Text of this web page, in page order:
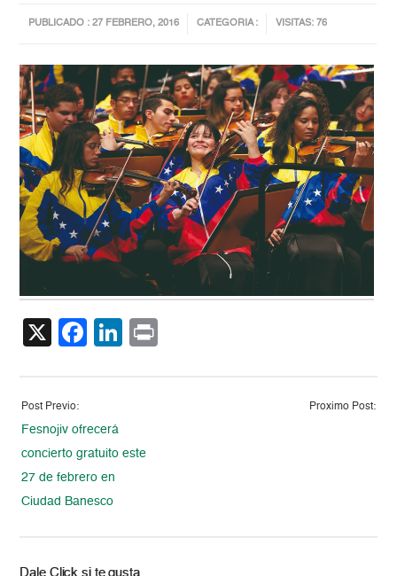
PUBLICADO : 27 FEBRERO, 2016 CATEGORIA : VISITAS: 76
X Facebook
LinkedIn
Post Previo:
Fesnojiv ofrecerá
concierto gratuito este
27 de febrero en
Ciudad Banesco
Proximo Post:
Dale Click si te gusta